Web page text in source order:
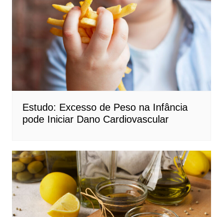
Estudo: Excesso de Peso na Infância
pode Iniciar Dano Cardiovascular